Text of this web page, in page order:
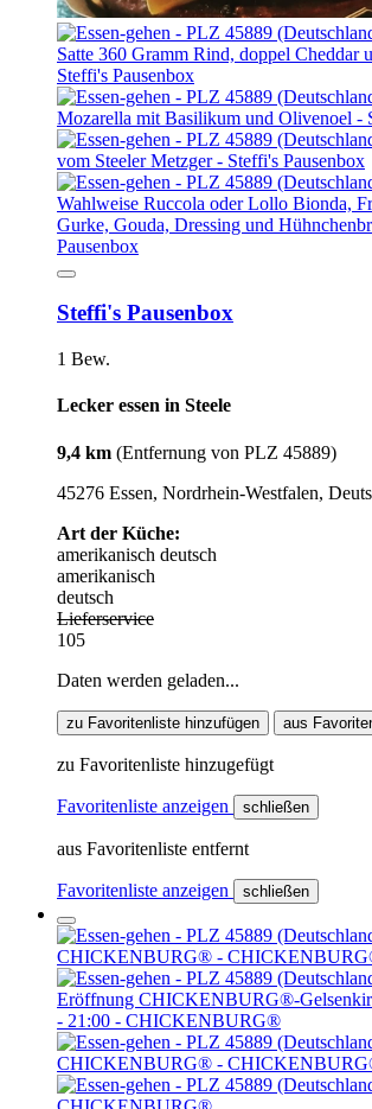
Steffi's Pausenbox
1 Bew.
Lecker essen in Steele
9,4 km (Entfernung von PLZ 45889)
45276 Essen, Nordrhein-Westfalen,
Art der Küche:
amerikanisch deutsch
amerikanisch
deutsch
Lieferservice
105
Daten werden geladen...
zu Favoritenliste hinzufügen aus
zu Favoritenliste hinzugefügt
Favoritenliste anzeigen schließen
aus Favoritenliste entfernt
Favoritenliste anzeigen schließen